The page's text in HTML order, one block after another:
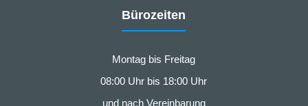
Bürozeiten
Montag bis Freitag
08:00 Uhr bis 18:00 Uhr
und nach Vereinbarung